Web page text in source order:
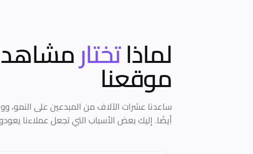
لماذاتختار
موقعنا
أيضًا. إليك بعض الأسباب التي تجعل عملاءنا